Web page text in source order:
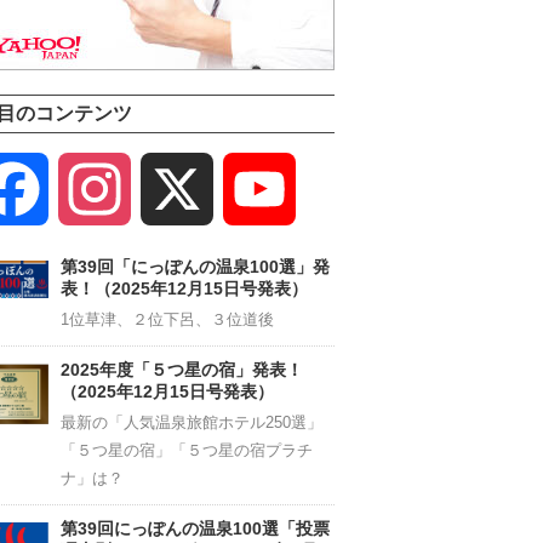
のコンテンツ
Facebook Instagram
Channel
第39回「にっぽんの温泉100選」発
表！（2025年12月15日号発表）
1位草津、２位下呂、３位道後
2025年度「５つ星の宿」発表！
（2025年12月15日号発表）
最新の「人気温泉旅館ホテル250選」
「５つ星の宿」「５つ星の宿プラチ
ナ」は？
第39回にっぽんの温泉100選「投票